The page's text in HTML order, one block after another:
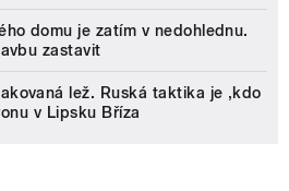
domu je zatím v nedohlednu.
zastavit
lež. Ruská taktika je ‚kdo
v Lipsku Bříza